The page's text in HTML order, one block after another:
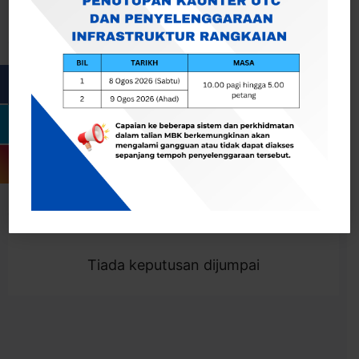
Togol Penapis
Showing 0 result
Tiada keputusan dijumpai